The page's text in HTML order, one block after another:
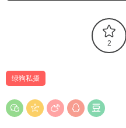
2
绿狗私摄